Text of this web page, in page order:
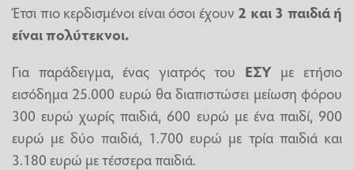
Έτσι πιο κερδισμένοι είναι όσοι έχουν 2 και 3 παιδιά ή
είναι πολύτεκνοι.
Για παράδειγμα, ένας γιατρός του ΕΣΥμε ετήσιο
εισόδημα 25.000 ευρώ θα διαπιστώσει μείωση φόρου
300 ευρώ χωρίς παιδιά, 600 ευρώ με ένα παιδί, 900
ευρώ με δύο παιδιά, 1.700 ευρώ με τρία παιδιά και
3.180 ευρώ με τέσσερα παιδιά.